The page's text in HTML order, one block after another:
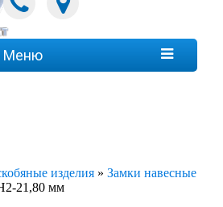
Меню
изделия » Замки навесные
21,80 мм